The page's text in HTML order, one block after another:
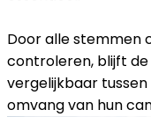
Door alle stemmen
controleren, blijft
vergelijkbaar
omvang van hun